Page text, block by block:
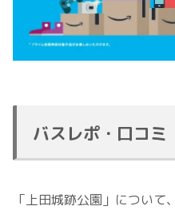
バスレポ・口コミ
「上田城跡公園」につい